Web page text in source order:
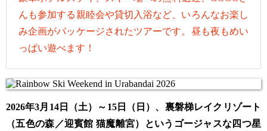
んも参加する親睦会や貸切入浴など、いろんなお楽し
み企画がパッケージされたツアーです。昼も夜もめい
っぱい遊べます！
2026年3月14日（土）～15日（日）、裏磐梯レイクリゾート
（五色の森／迎賓館 猫魔離宮）というゴージャスな四つ星